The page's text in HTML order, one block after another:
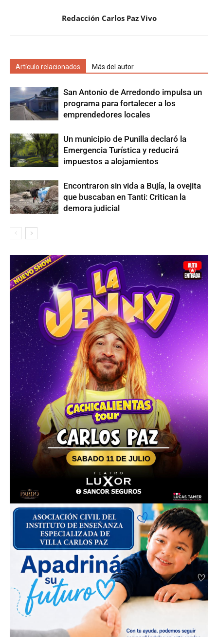
Redacción Carlos Paz Vivo
Artículo relacionados Más del autor
San Antonio de Arredondo impulsa un
programa para fortalecer a los
emprendedores locales
Un municipio de Punilla declaró la
Emergencia Turística y reducirá
impuestos a alojamientos
Encontraron sin vida a Bujía, la ovejita
que buscaban en Tanti: Critican la
demora judicial